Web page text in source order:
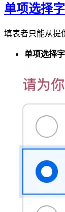
单项选择
填表者只能从提
单项选择